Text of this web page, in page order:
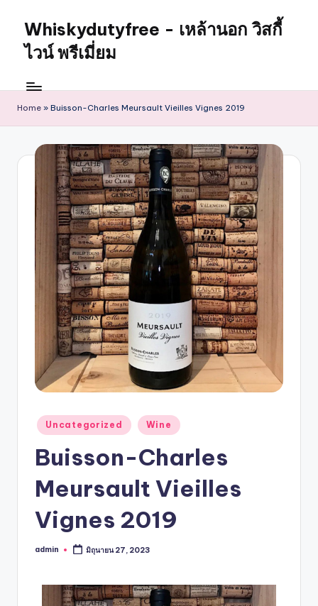
Whiskydutyfree - เหล้านอก วิสกี้
ไวน์ พรีเมี่ยม
Home » Buisson-Charles Meursault Vieilles Vignes 2019
Uncategorized Wine
Buisson-Charles
Meursault Vieilles
Vignes 2019
admin มิถุนายน 27, 2023